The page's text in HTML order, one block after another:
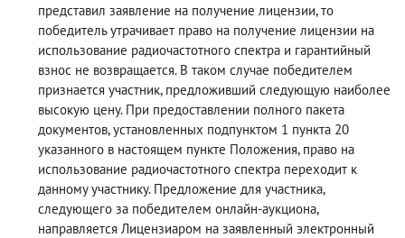
представил заявление на получение лицензии, то
победитель утрачивает право на получение лицензии на
использование радиочастотного спектра и гарантийный
взнос не возвращается. В таком случае победителем
признается участник, предложивший следующую наиболее
высокую цену. При предоставлении полного пакета
документов, установленных подпунктом 1 пункта 20
указанного в настоящем пункте Положения, право на
использование радиочастотного спектра переходит к
данному участнику. Предложение для участника,
следующего за победителем онлайн-аукциона,
направляется Лицензиаром на заявленный электронный